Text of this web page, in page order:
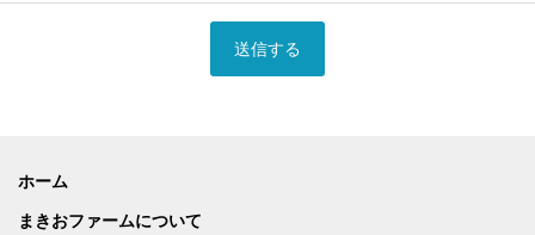
ホーム
まきおファームについて